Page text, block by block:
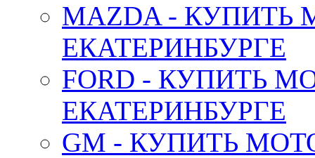
MAZDA -
ЕКАТЕРИНБУРГЕ
FORD - КУПИТЬ
ЕКАТЕРИНБУРГЕ
GM - КУПИТЬ